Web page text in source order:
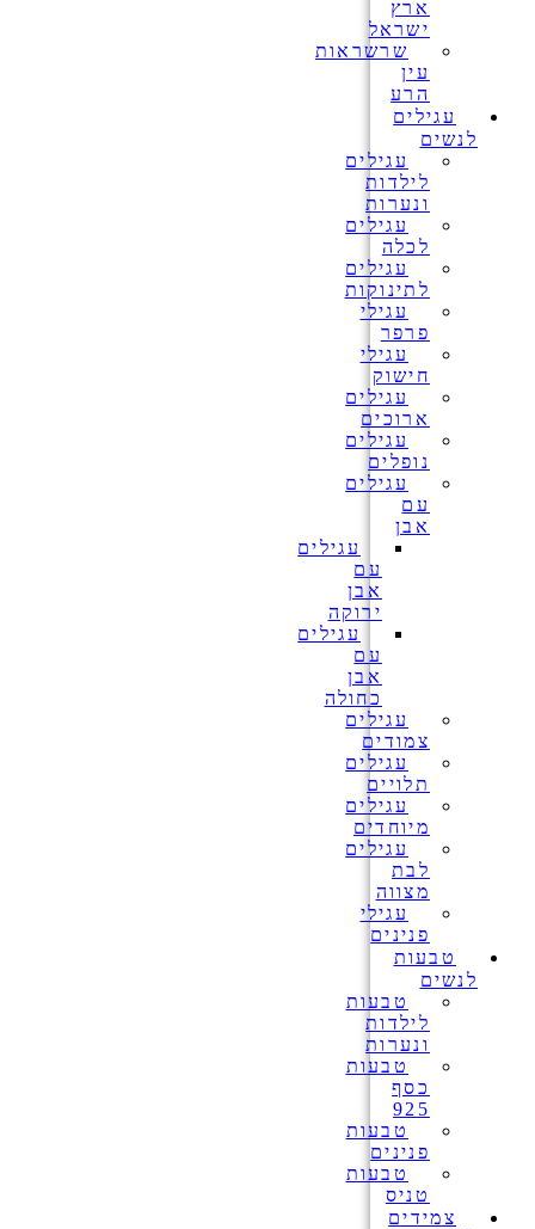
ארץ
ישראל
שרשראות
עין
הרע
עגילים
לנשים
עגילים
לילדות
ונערות
עגילים
לכלה
עגילים
לתינוקות
עגילי
פרפר
עגילי
חישוק
עגילים
ארוכים
עגילים
נופלים
עגילים
עם
אבן
עגילים
עם
אבן
ירוקה
עגילים
עם
אבן
כחולה
עגילים
צמודים
עגילים
תלויים
עגילים
מיוחדים
עגילים
לבת
מצווה
עגילי
פנינים
טבעות
לנשים
טבעות
לילדות
ונערות
טבעות
כסף
925
טבעות
פנינים
טבעות
טניס
צמידים